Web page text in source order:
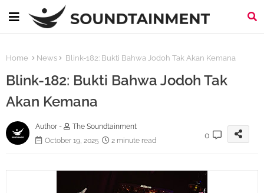
Home News Blink-182: Bukti Bahwa Jodoh Tak Akan Kemana
Blink-182: Bukti Bahwa Jodoh Tak
Akan Kemana
Author -
The Soundtainment
October 19, 2025
2 minute read
0